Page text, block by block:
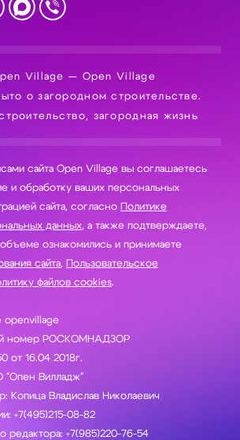
Village — Open Village
о загородном строительстве.
загородная жизнь
сайта Open Village вы соглашаетесь
сайта, согласно Политике
данных, а также подтверждаете,
ознакомились и принимаете
сайта, Пользовательское
файлов cookies.
openvillage
номер РОСКОМНАДЗОР
16.04 2018г.
"Опен Вилладж"
Копица Владислав Николаевич
+7(495)215-08-82
редактора: +7(985)220-76-54